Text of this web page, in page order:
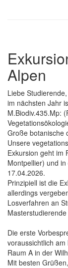
Alpen
Liebe Studierende,
im nächsten Jahr
M.Biodiv.435.Mp:
Große botanische
Unsere
Exkursion geht im
Montpellier) und
17.04.2026.
Prinzipiell ist die
allerdings
Losverfahren an
Die erste
voraussichtlich
Raum A in der
Mit besten